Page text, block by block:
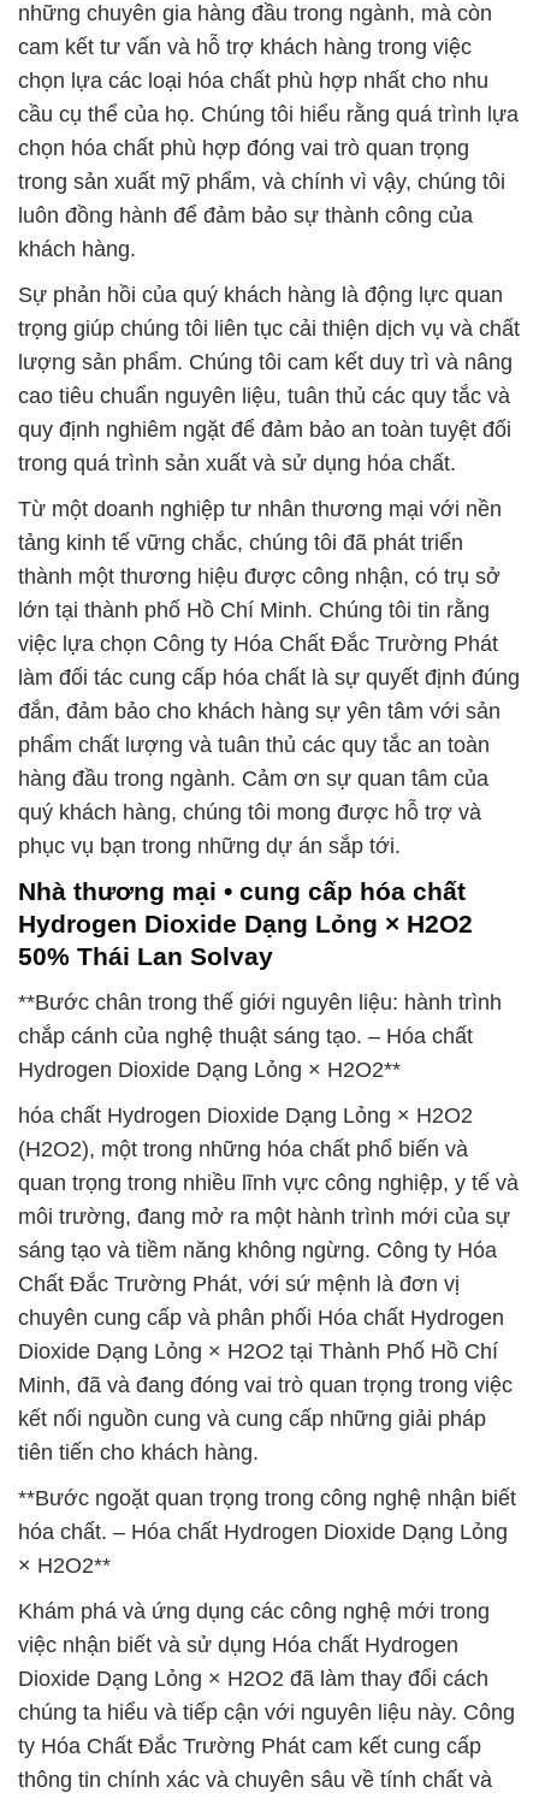
những chuyên gia hàng đầu trong ngành, mà còn
cam kết tư vấn và hỗ trợ khách hàng trong việc
chọn lựa các loại hóa chất phù hợp nhất cho nhu
cầu cụ thể của họ. Chúng tôi hiểu rằng quá trình lựa
chọn hóa chất phù hợp đóng vai trò quan trọng
trong sản xuất mỹ phẩm, và chính vì vậy, chúng tôi
luôn đồng hành để đảm bảo sự thành công của
khách hàng.
Sự phản hồi của quý khách hàng là động lực quan
trọng giúp chúng tôi liên tục cải thiện dịch vụ và chất
lượng sản phẩm. Chúng tôi cam kết duy trì và nâng
cao tiêu chuẩn nguyên liệu, tuân thủ các quy tắc và
quy định nghiêm ngặt để đảm bảo an toàn tuyệt đối
trong quá trình sản xuất và sử dụng hóa chất.
Từ một doanh nghiệp tư nhân thương mại với nền
tảng kinh tế vững chắc, chúng tôi đã phát triển
thành một thương hiệu được công nhận, có trụ sở
lớn tại thành phố Hồ Chí Minh. Chúng tôi tin rằng
việc lựa chọn Công ty Hóa Chất Đắc Trường Phát
làm đối tác cung cấp hóa chất là sự quyết định đúng
đắn, đảm bảo cho khách hàng sự yên tâm với sản
phẩm chất lượng và tuân thủ các quy tắc an toàn
hàng đầu trong ngành. Cảm ơn sự quan tâm của
quý khách hàng, chúng tôi mong được hỗ trợ và
phục vụ bạn trong những dự án sắp tới.
Nhà thương mại • cung cấp hóa chất
Hydrogen Dioxide Dạng Lỏng × H2O2
50% Thái Lan Solvay
**Bước chân trong thế giới nguyên liệu: hành trình
chắp cánh của nghệ thuật sáng tạo. – Hóa chất
Hydrogen Dioxide Dạng Lỏng × H2O2**
hóa chất Hydrogen Dioxide Dạng Lỏng × H2O2
(H2O2), một trong những hóa chất phổ biến và
quan trọng trong nhiều lĩnh vực công nghiệp, y tế và
môi trường, đang mở ra một hành trình mới của sự
sáng tạo và tiềm năng không ngừng. Công ty Hóa
Chất Đắc Trường Phát, với sứ mệnh là đơn vị
chuyên cung cấp và phân phối Hóa chất Hydrogen
Dioxide Dạng Lỏng × H2O2 tại Thành Phố Hồ Chí
Minh, đã và đang đóng vai trò quan trọng trong việc
kết nối nguồn cung và cung cấp những giải pháp
tiên tiến cho khách hàng.
**Bước ngoặt quan trọng trong công nghệ nhận biết
hóa chất. – Hóa chất Hydrogen Dioxide Dạng Lỏng
× H2O2**
Khám phá và ứng dụng các công nghệ mới trong
việc nhận biết và sử dụng Hóa chất Hydrogen
Dioxide Dạng Lỏng × H2O2 đã làm thay đổi cách
chúng ta hiểu và tiếp cận với nguyên liệu này. Công
ty Hóa Chất Đắc Trường Phát cam kết cung cấp
thông tin chính xác và chuyên sâu về tính chất và